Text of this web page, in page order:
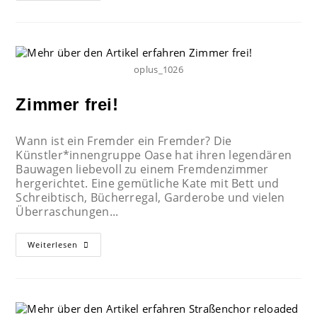
oplus_1026
Zimmer frei!
Wann ist ein Fremder ein Fremder? Die
Künstler*innengruppe Oase hat ihren legendären
Bauwagen liebevoll zu einem Fremdenzimmer
hergerichtet. Eine gemütliche Kate mit Bett und
Schreibtisch, Bücherregal, Garderobe und vielen
Überraschungen...
Weiterlesen